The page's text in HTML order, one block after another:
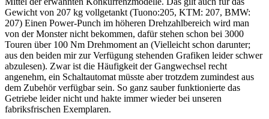
Gewicht von 207 kg vollgetankt (Tuono:205, KTM: 207, BMW:
207) Einen Power-Punch im höheren Drehzahlbereich wird man
von der Monster nicht bekommen, dafür stehen schon bei 3000
Touren über 100 Nm Drehmoment an (Vielleicht schon darunter;
aus den beiden mir zur Verfügung stehenden Grafiken leider schwer
abzulesen). Zwar ist die Häufigkeit der Gangwechsel recht
angenehm, ein Schaltautomat müsste aber trotzdem zumindest aus
dem Zubehör verfügbar sein. So ganz sauber funktionierte das
Getriebe leider nicht und hakte immer wieder bei unseren
fabriksfrischen Exemplaren.